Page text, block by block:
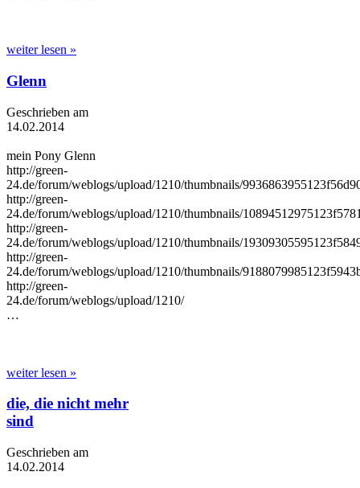
weiter lesen »
Glenn
Geschrieben am
14.02.2014
mein Pony Glenn
http://green-
24.de/forum/weblogs/upload/1210/thumbnails/
http://green-
24.de/forum/weblogs/upload/1210/thumbnails/
http://green-
24.de/forum/weblogs/upload/1210/thumbnails/
http://green-
24.de/forum/weblogs/upload/1210/thumbnails/
http://green-
24.de/forum/weblogs/upload/1210/
…
weiter lesen »
die, die nicht mehr
sind
Geschrieben am
14.02.2014